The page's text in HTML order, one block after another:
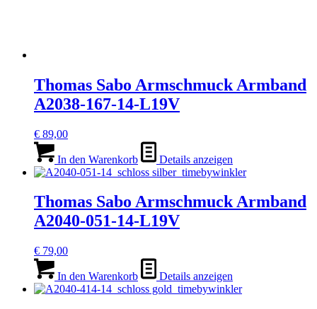
Thomas Sabo Armschmuck Armband
A2038-167-14-L19V
€ 89,00
In den Warenkorb Details anzeigen
Thomas Sabo Armschmuck Armband
A2040-051-14-L19V
€ 79,00
In den Warenkorb Details anzeigen